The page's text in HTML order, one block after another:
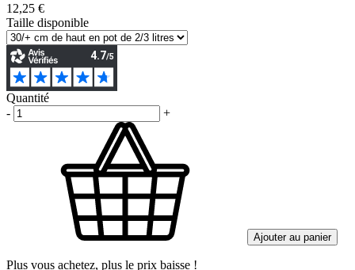
12,25 €
Taille disponible
Quantité
-
+
Ajouter au panier
Plus vous achetez, plus le prix baisse !